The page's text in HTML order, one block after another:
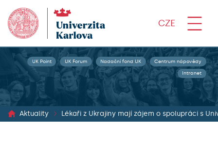
CZE
UK Point UK Forum Nadační fond UK Centrum nápovědy
Intranet
Aktuality Lékaři z Ukrajiny mají zájem o spolupráci s